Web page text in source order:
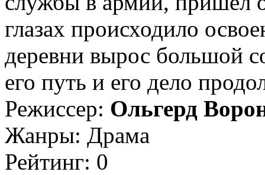
глазах происходило
деревни вырос большой
его путь и его дело
Режиссер: Ольгерд
Жанры: Драма
Рейтинг: 0